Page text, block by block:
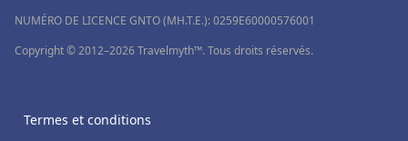
NUMÉRO DE LICENCE GNTO (MH.T.E.): 0259Ε60000576001
Copyright © 2012–2026 Travelmyth™. Tous droits réservés.
Termes et conditions